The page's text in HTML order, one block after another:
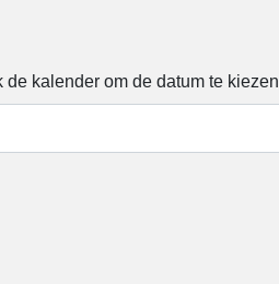
kalender om de datum te kiezen